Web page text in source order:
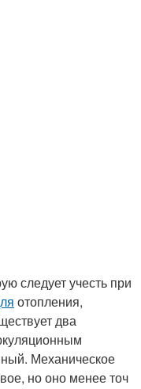
следует учесть при
отопления,
два
Механическое
но оно менее точ